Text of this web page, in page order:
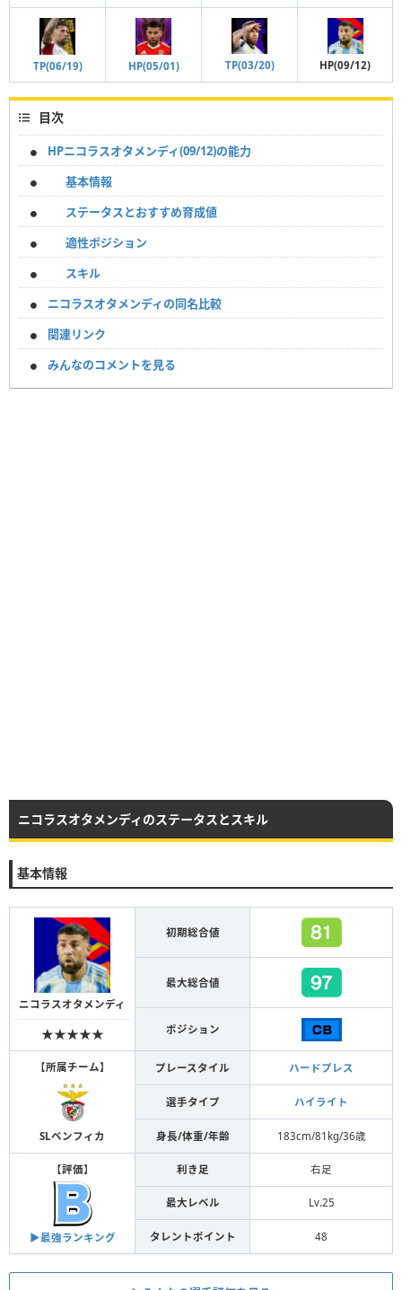
TP(06/19) HP(05/01) TP(03/20) HP(09/12)
目次
HPニコラスオタメンディ(09/12)の能力
基本情報
ステータスとおすすめ育成値
適性ポジション
スキル
ニコラスオタメンディの同名比較
関連リンク
みんなのコメントを見る
ニコラスオタメンディのステータスとスキル
基本情報
ニコラスオタメンディ
★★★★★
初期総合値
最大総合値
ポジション
【所属チーム】
SLベンフィカ
プレースタイル ハードプレス
選手タイプ ハイライト
身長/体重/年齢 183cm/81kg/36歳
【評価】
▶︎最強ランキング
利き足 右足
最大レベル Lv.25
タレントポイント 48